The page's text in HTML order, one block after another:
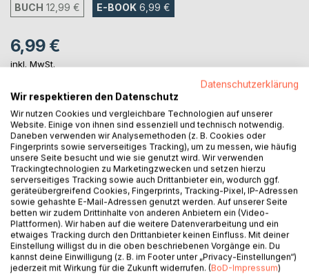
BUCH 12,99 € E-BOOK 6,99 €
6,99 €
inkl. MwSt.
IN DEN WARENKORB
Auf die Merkliste
Titel bewerten
Datenschutzerklärung
Wir respektieren den Datenschutz
Wir nutzen Cookies und vergleichbare Technologien auf unserer
Website. Einige von ihnen sind essenziell und technisch notwendig.
Daneben verwenden wir Analysemethoden (z. B. Cookies oder
Fingerprints sowie serverseitiges Tracking), um zu messen, wie häufig
unsere Seite besucht und wie sie genutzt wird. Wir verwenden
Trackingtechnologien zu Marketingzwecken und setzen hierzu
serverseitiges Tracking sowie auch Drittanbieter ein, wodurch ggf.
geräteübergreifend Cookies, Fingerprints, Tracking-Pixel, IP-Adressen
sowie gehashte E-Mail-Adressen genutzt werden. Auf unserer Seite
betten wir zudem Drittinhalte von anderen Anbietern ein (Video-
Plattformen). Wir haben auf die weitere Datenverarbeitung und ein
etwaiges Tracking durch den Drittanbieter keinen Einfluss. Mit deiner
Einstellung willigst du in die oben beschriebenen Vorgänge ein. Du
kannst deine Einwilligung (z. B. im Footer unter „Privacy-Einstellungen“)
jederzeit mit Wirkung für die Zukunft widerrufen. (BoD-Impressum)